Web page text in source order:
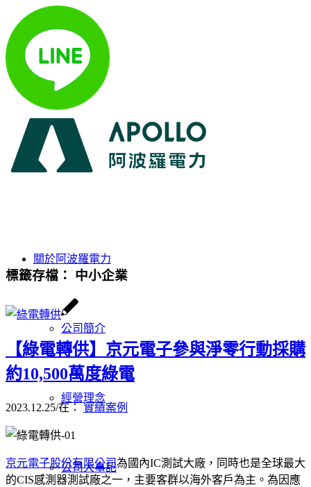
關於阿波羅電力
公司簡介
經營理念
公司大事記
標籤存檔： 中小企業
【綠電轉供】京元電子參與淨零行動採購
約10,500萬度綠電
2023.12.25/在： 實績案例
京元電子股份有限公司為國內IC測試大廠，同時也是全球最大
的CIS感測器測試廠之一，主要客群以海外客戶為主。為因應